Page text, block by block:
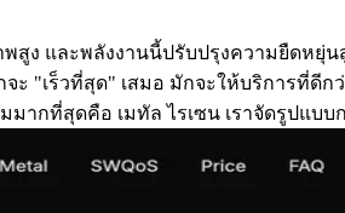
ง และพลังงานนี้ปรับปรุงความยืดหยุ่น
ะ "เร็วที่สุด" เสมอ มักจะให้บริการที่ดี
มากที่สุดคือ เมทัล ไรเซน เราจัดรูปแบ